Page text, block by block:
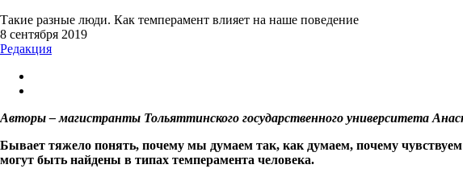
Такие разные люди. Как темперамент влияет на наше поведение
8 сентября 2019
Редакция
Авторы – магистранты Тольяттинского государственного университета
Бывает тяжело понять, почему мы думаем так, как думаем, почему
могут быть найдены в типах темперамента человека.